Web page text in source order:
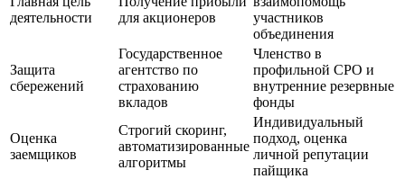
деятельности
для акционеров
участников
объединения
Защита
сбережений
Государственное
агентство по
страхованию
вкладов
Членство в
профильной СРО и
внутренние резервные
фонды
Оценка
заемщиков
Строгий скоринг,
автоматизированные
алгоритмы
Индивидуальный
подход, оценка
личной репутации
пайщика